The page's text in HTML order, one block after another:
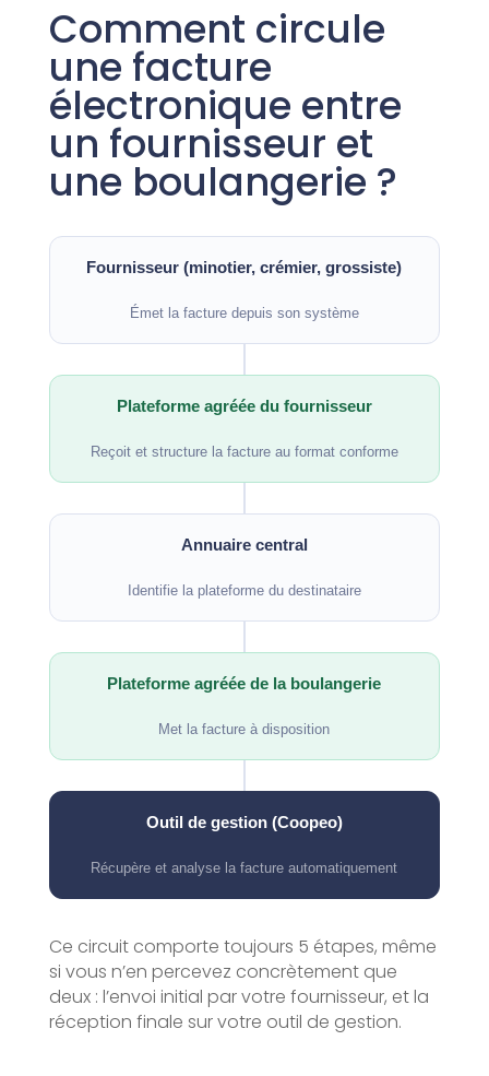
Comment circule
une facture
électronique entre
un fournisseur et
une boulangerie ?
Fournisseur (minotier, crémier, grossiste)
Émet la facture depuis son système
Plateforme agréée du fournisseur
Reçoit et structure la facture au format conforme
Annuaire central
Identifie la plateforme du destinataire
Plateforme agréée de la boulangerie
Met la facture à disposition
Outil de gestion (Coopeo)
Récupère et analyse la facture automatiquement
Ce circuit comporte toujours 5 étapes, même
si vous n’en percevez concrètement que
deux : l’envoi initial par votre fournisseur, et la
réception finale sur votre outil de gestion.